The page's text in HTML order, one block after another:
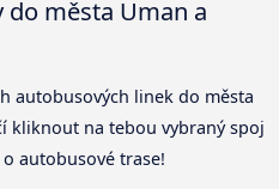
města Uman a
autobusových linek do města
kliknout na tebou vybraný spoj
autobusové trase!